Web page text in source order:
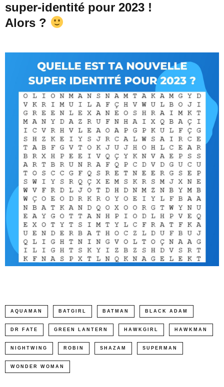
super-identité pour 2023 !
Alors ?
AQUAMAN BATGIRL BATMAN BLACK ADAM
DR FATE GREEN LANTERN HAWKGIRL HAWKMAN
NIGHTWING ROBIN SHAZAM SUPERMAN
WONDER WOMAN